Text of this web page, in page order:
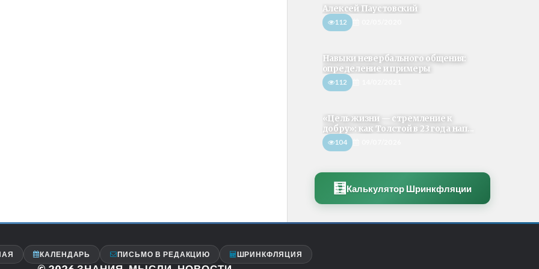
Алексей Паустовский
112
Навыки невербального общения:
определение и примеры
112
«Цель жизни — стремление к
добру»: как Толстой в 23 года нап...
104
🧮 Калькулятор Шринкфляции
КАЛЕНДАРЬ ПИСЬМО В РЕДАКЦИЮ ШРИНКФЛЯЦИЯ